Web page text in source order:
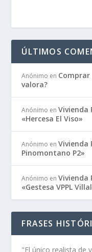
ÚLTIMOS
Anónimo en
valora?
Anónimo enVivienda
«Hercesa El Viso»
Anónimo enVivienda
Pinomontano P2»
Anónimo enVivienda
«Gestesa VPPL
FRASES
"El único realista de